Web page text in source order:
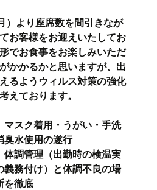
）より座席数を間引きなが
お客様をお迎えいたしてお
でお食事をお楽しみいただ
かかるかと思いますが、出
るようウィルス対策の強化
えております。
マスク着用・うがい・手洗
臭水使用の遂行
体調管理 （出勤時の検温実
務付け） と体調不良の場
を徹底